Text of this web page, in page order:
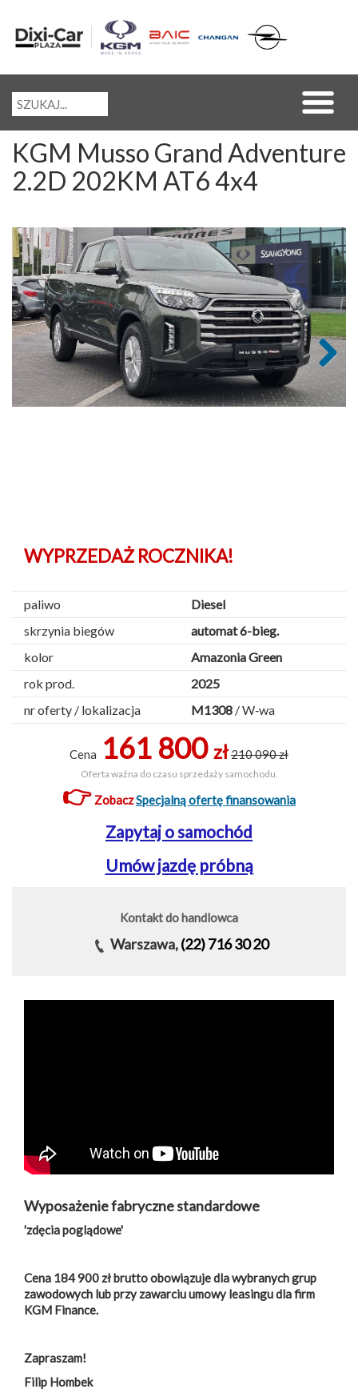
KGM Musso Grand Adventure
2.2D 202KM AT6 4x4
Next
WYPRZEDAŻ ROCZNIKA!
paliwo
Diesel
skrzynia biegów
automat 6-bieg.
kolor
Amazonia Green
rok prod.
2025
nr oferty / lokalizacja
M1308 / W‑wa
Cena 161 800 zł210 090 zł
Oferta ważna do czasu sprzedaży samochodu.
👉ZobaczSpecjalną ofertę finansowania
Zapytaj o samochód
Umów jazdę próbną
Kontakt do handlowca
Warszawa,(22) 716 30 20
Wyposażenie fabryczne standardowe
'zdęcia poglądowe'
Cena 184 900 zł brutto obowiązuje dla wybranych grup
zawodowych lub przy zawarciu umowy leasingu dla firm
KGM Finance.
Zapraszam!
Filip Hombek